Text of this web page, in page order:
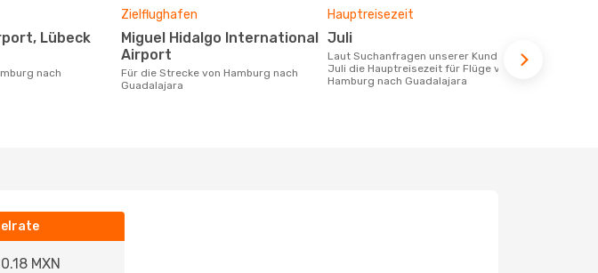
Zielflughafen
Miguel Hidalgo International
Airport
Für die Strecke von Hamburg nach
Guadalajara
Hauptreisezeit
Juli
Laut Suchanfragen unserer Kunden ist
Juli die Hauptreisezeit für Flüge von
Hamburg nach Guadalajara
MXN